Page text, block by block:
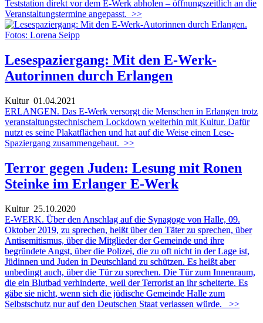
Teststation direkt vor dem E-Werk abholen – öffnungszeitlich an die
Veranstaltungstermine angepasst. >>
Lesespaziergang: Mit den E-Werk-
Autorinnen durch Erlangen
Kultur01.04.2021
ERLANGEN. Das E-Werk versorgt die Menschen in Erlangen trotz
veranstaltungstechnischem Lockdown weiterhin mit Kultur. Dafür
nutzt es seine Plakatflächen und hat auf die Weise einen Lese-
Spaziergang zusammengebaut. >>
Terror gegen Juden: Lesung mit Ronen
Steinke im Erlanger E-Werk
Kultur25.10.2020
E-WERK. Über den Anschlag auf die Synagoge von Halle, 09.
Oktober 2019, zu sprechen, heißt über den Täter zu sprechen, über
Antisemitismus, über die Mitglieder der Gemeinde und ihre
begründete Angst, über die Polizei, die zu oft nicht in der Lage ist,
Jüdinnen und Juden in Deutschland zu schützen. Es heißt aber
unbedingt auch, über die Tür zu sprechen. Die Tür zum Innenraum,
die ein Blutbad verhinderte, weil der Terrorist an ihr scheiterte. Es
gäbe sie nicht, wenn sich die jüdische Gemeinde Halle zum
Selbstschutz nur auf den Deutschen Staat verlassen würde.
>>